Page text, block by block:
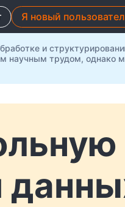
Я новый
и
научным трудом, однако